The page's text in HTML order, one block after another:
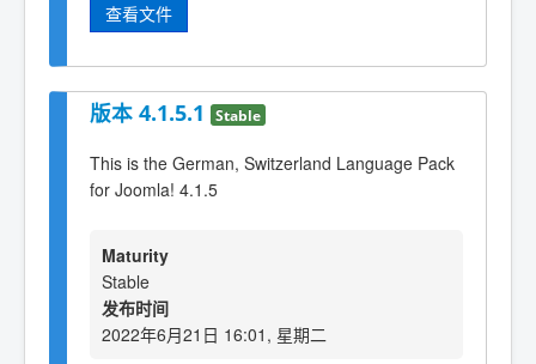
查看文件
版本 4.1.5.1 Stable
This is the German, Switzerland Language Pack
for Joomla! 4.1.5
Maturity
Stable
发布时间
2022年6月21日 16:01, 星期二